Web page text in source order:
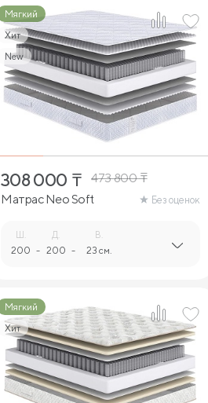
Мягкий
Хит
New
2
308 000 ₸ 473 800₸
Матрас Neo Soft
Без оценок
Ш.
200 -
Д.
200 -
В.
23 см.
Мягкий
Хит
2